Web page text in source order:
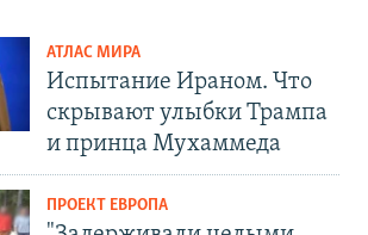
АТЛАС МИРА
Испытание Ираном. Что
скрывают улыбки Трампа
и принца Мухаммеда
ПРОЕКТ ЕВРОПА